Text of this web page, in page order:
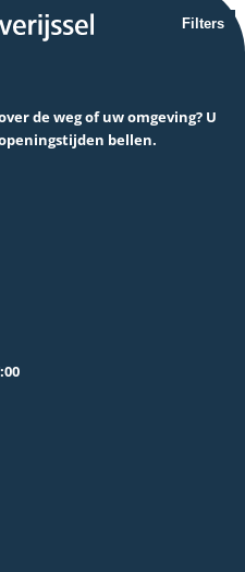
Filters
de weg of uw omgeving? U
bellen.